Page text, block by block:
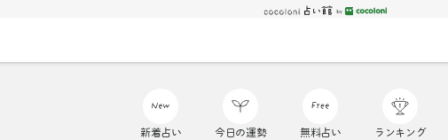
新着占い 今日の運勢 無料占い ランキング